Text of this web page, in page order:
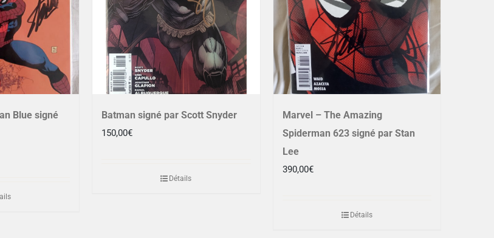
Blue signé
Batman signé par Scott Snyder
150,00€
Détails
Marvel – The Amazing
Spiderman 623 signé par Stan
Lee
390,00€
Détails